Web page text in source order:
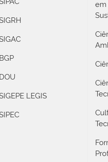
BGP
DOU
LEGIS
em